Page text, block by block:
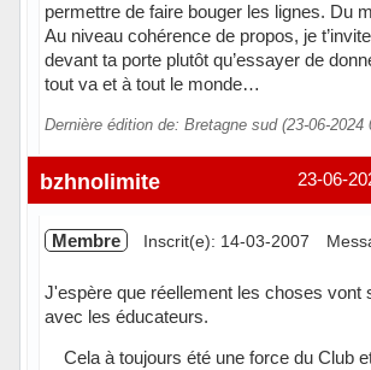
permettre de faire bouger les lignes. Du
Au niveau cohérence de propos, je
devant ta porte plutôt qu’essayer de
tout va et à tout le monde…
Dernière édition de: Bretagne sud (23-06-2024
23-06-
bzhnolimite
Membre Inscrit(e): 14-03-2007
J'espère que réellement les choses vont
avec les éducateurs.
Cela à toujours été une force du Club